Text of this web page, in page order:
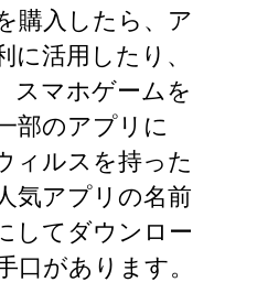
購入したら、ア
活用したり、
スマホゲームを
部のアプリに
ィルスを持った
気アプリの名前
してダウンロー
口があります。